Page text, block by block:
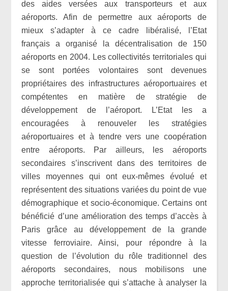
des aides versées aux transporteurs et aux
aéroports. Afin de permettre aux aéroports de
mieux s’adapter à ce cadre libéralisé, l’Etat
français a organisé la décentralisation de 150
aéroports en 2004. Les collectivités territoriales qui
se sont portées volontaires sont devenues
propriétaires des infrastructures aéroportuaires et
compétentes en matière de stratégie de
développement de l’aéroport. L’Etat les a
encouragées à renouveler les stratégies
aéroportuaires et à tendre vers une coopération
entre aéroports. Par ailleurs, les aéroports
secondaires s’inscrivent dans des territoires de
villes moyennes qui ont eux-mêmes évolué et
représentent des situations variées du point de vue
démographique et socio-économique. Certains ont
bénéficié d’une amélioration des temps d’accès à
Paris grâce au développement de la grande
vitesse ferroviaire. Ainsi, pour répondre à la
question de l’évolution du rôle traditionnel des
aéroports secondaires, nous mobilisons une
approche territorialisée qui s’attache à analyser la